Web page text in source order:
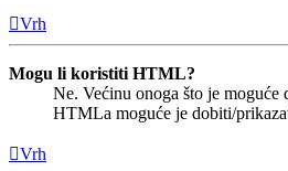
Vrh
Mogu li koristiti HTML?
Ne. Većinu onoga što je
HTMLa moguće je dobiti/
Vrh